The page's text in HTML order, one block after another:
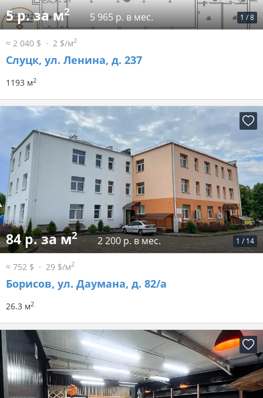
1 /8
5 р. за м2 5 965 р. в мес.
≈ 2 040 $ 2 $/м2
Слуцк, ул. Ленина, д. 237
1193 м2
1 / 14
84 р. за м2 2 200 р. в мес.
≈ 752 $ 29 $/м2
Борисов, ул. Даумана, д. 82/а
26.3 м2